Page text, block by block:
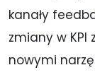
kanały
zmiany w KPI
nowymi